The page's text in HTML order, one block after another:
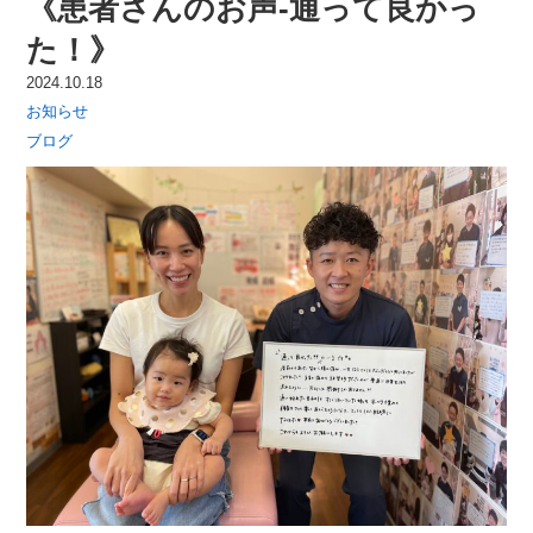
《患者さんのお声-通って良かっ
た！》
2024.10.18
お知らせ
ブログ